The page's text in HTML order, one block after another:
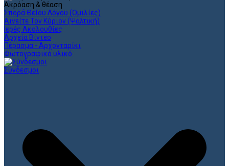
Ακρόαση & θέαση
Σπορά Θείου Λόγου (Ομιλίες)
Αινείτε Τον Κύριον (Ψαλτική)
Ιερές Ακολουθίες
Αρχεία Βίντεο
Πέρασμα - Αρχονταρίκι
Φωτογραφικό υλικό
Σύνδεσμοι